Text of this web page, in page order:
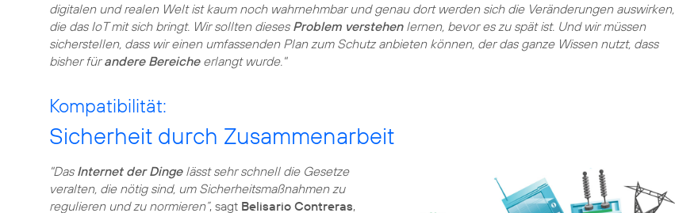
digitalen und realen Welt ist kaum noch wahrnehmbar und genau dort werden sich die Veränderungen auswirken,
die das IoT mit sich bringt. Wir sollten dieses Problem verstehenlernen, bevor es zu spät ist. Und wir müssen
sicherstellen, dass wir einen umfassenden Plan zum Schutz anbieten können, der das ganze Wissen nutzt, dass
bisherfürandere Bereicheerlangt wurde."
Kompatibilität:
Sicherheit durch Zusammenarbeit
"Das Internet der Dingelässt sehr schnell die Gesetze
veralten, die nötig sind, um Sicherheitsmaßnahmen zu
regulieren und zu normieren”, sagt Belisario Contreras,